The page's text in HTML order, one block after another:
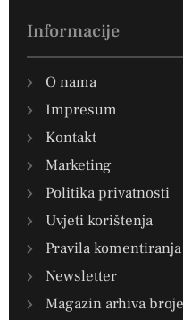
Informacije
O nama
Impresum
Kontakt
Marketing
Politika privatnosti
Uvjeti korištenja
Pravila komentiranja
Newsletter
Magazin arhiva